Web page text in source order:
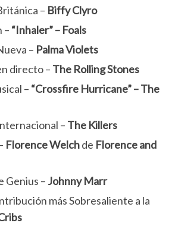
– Biffy Clyro
– “Inhaler” – Foals
– Palma Violets
directo – The Rolling Stones
– “Crossfire Hurricane” – The
– The Killers
Florence Welchde Florence and
Genius – Johnny Marr
más Sobresaliente a la